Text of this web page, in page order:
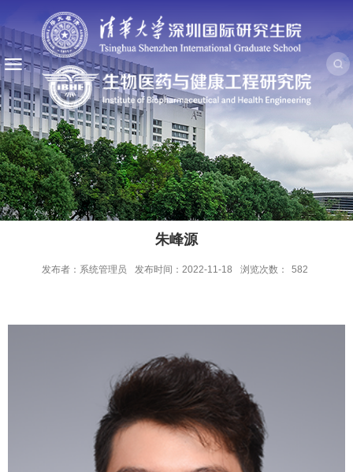
朱峰源
发布者：系统管理员 发布时间：2022-11-18 浏览次数： 582